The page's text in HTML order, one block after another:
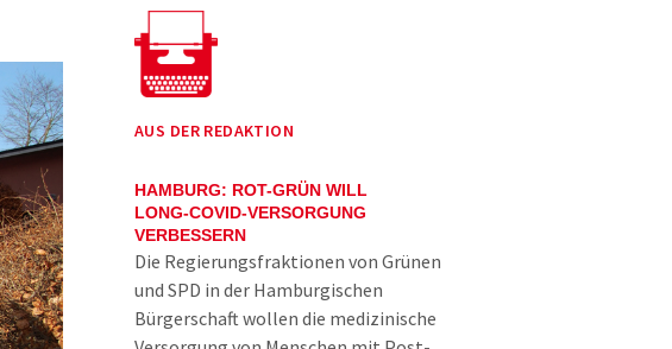
AUS DER REDAKTION
HAMBURG: ROT-GRÜN WILL
LONG-COVID-VERSORGUNG
VERBESSERN
Die Regierungsfraktionen von Grünen
und SPD in der Hamburgischen
Bürgerschaft wollen die medizinische